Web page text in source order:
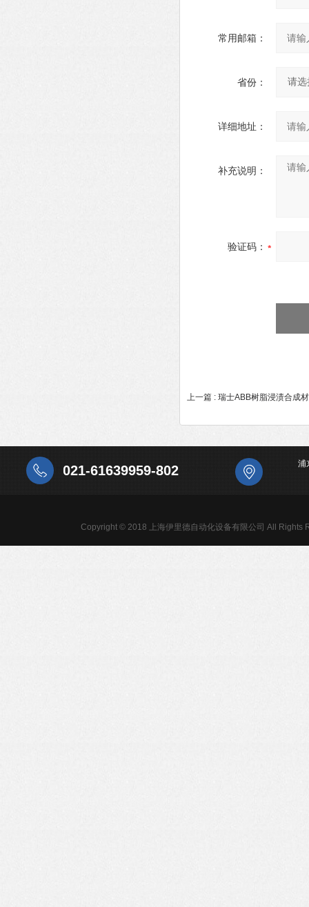
常用邮箱：
省份：
详细地址：
补充说明：
验证码：
上一篇 : 瑞士ABB树脂浸渍合成
021-61639959-802 浦
Copyright © 2018 上海伊里德自动化设备有限公司 All Rights